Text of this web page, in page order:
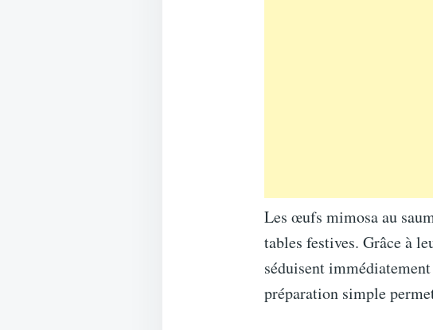
Les œufs mimosa au
tables festives. Grâce à
séduisent
préparation simple